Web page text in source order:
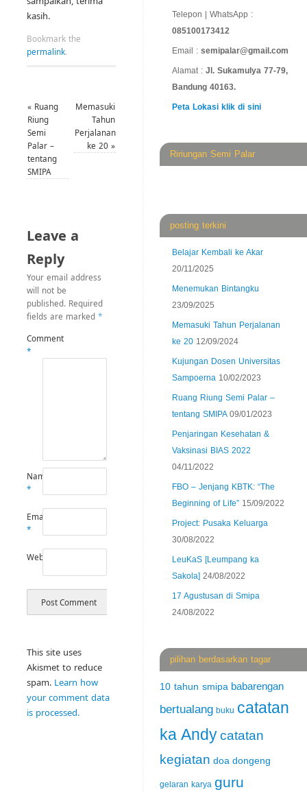
kasih.
Bookmark the
permalink.
« Ruang
Riung
Semi
Palar –
tentang
SMIPA
Memasuki
Tahun
Perjalanan
ke 20 »
Leave a
Reply
Your email address
will not be
published. Required
fields are marked *
Comment
*
Name
*
Email
*
Website
This site uses
Akismet to reduce
spam. Learn how
your comment data
is processed.
Telepon | WhatsApp :
085100173412
Email : semipalar@gmail.com
Alamat : Jl. Sukamulya 77-79,
Bandung 40163.
Peta Lokasi klik di sini
Ririungan Semi Palar
posting terkini
Belajar Kembali ke Akar
20/11/2025
Menemukan Bintangku
23/09/2025
Memasuki Tahun Perjalanan
ke 20 12/09/2024
Kujungan Dosen Universitas
Sampoerna 10/02/2023
Ruang Riung Semi Palar –
tentang SMIPA 09/01/2023
Penjaringan Kesehatan &
Vaksinasi BIAS 2022
04/11/2022
FBO – Jenjang KBTK: “The
Beginning of Life” 15/09/2022
Project: Pusaka Keluarga
30/08/2022
LeuKaS [Leumpang ka
Sakola] 24/08/2022
17 Agustusan di Smipa
24/08/2022
pilihan berdasarkan tagar
10 tahun smipa babarengan
bertualang buku catatan
ka Andycatatan
kegiatan doa dongeng
gelaran karya guru